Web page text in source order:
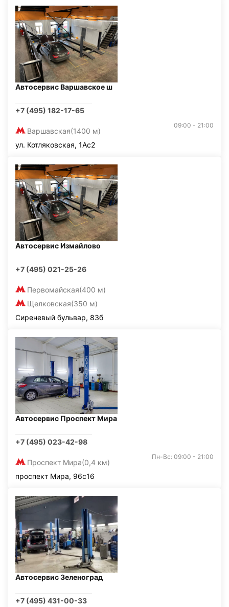
Автосервис Варшавское ш
+7 (495) 182-17-65
Варшавская(1400 м)
09:00 - 21:00
ул. Котляковская, 1Ас2
Автосервис Измайлово
+7 (495) 021-25-26
Первомайская(400 м)
Щелковская(350 м)
Сиреневый бульвар, 83б
Автосервис Проспект Мира
+7 (495) 023-42-98
Проспект Мира(0,4 км)
Пн-Вс: 09:00 - 21:00
проспект Мира, 96с16
Автосервис Зеленоград
+7 (495) 431-00-33